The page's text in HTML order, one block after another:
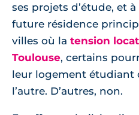
ses projets d’étude, et
future résidence
villes où la tension
Toulouse, certains
leur logement étudiant
l’autre. D’autres, non.